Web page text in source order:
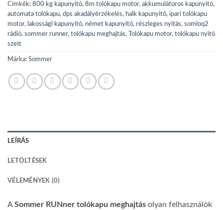
Címkék: 800 kg kapunyitó, 8m tolókapu motor, akkumulátoros kapunyitó,
automata tolókapu, dps akadályérzékelés, halk kapunyitó, ipari tolókapu
motor, lakossági kapunyitó, német kapunyitó, részleges nyitás, somloq2
rádió, sommer runner, tolókapu meghajtás, Tolókapu motor, tolókapu nyitó
szett
Márka: Sommer
LEÍRÁS
LETÖLTÉSEK
VÉLEMÉNYEK (0)
ASommer RUNner tolókapu meghajtás olyan felhasználók